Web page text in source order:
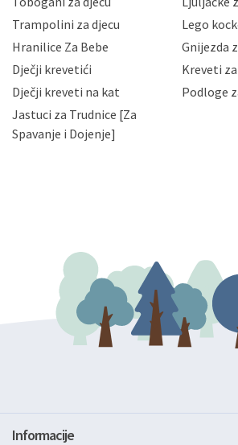
priopćavanje osobnih podataka samo
zaposlenicima kojima su isti potrebni
slučajevima koji su dozvoljeni
da možete u svako doba, u
zatražiti prestanak aktivnosti obrade
podataka. Opoziv privole možete
gore navedenu adresu ili e-mailom na
Trampolini za djecu
Lego
Hranilice Za Bebe
Gnijezda
Dječji krevetići
Kreveti
Dječji kreveti na kat
Podloge
Jastuci za Trudnice [Za
Spavanje i Dojenje]
Informacije